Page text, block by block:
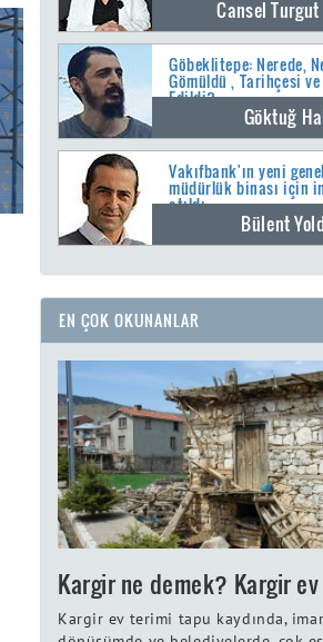
Cansel Turgut
Göbeklitepe: Nerede,
Gömüldü , Tarihçesi ve
Edildi?
Göktuğ
Vakıfbank'ın yeni genel
müdürlük binası için
atıldı
Bülent
EN ÇOK OKUNANLAR
Kargir ne demek? Kargir
Kargir ev terimi tapu kaydında,